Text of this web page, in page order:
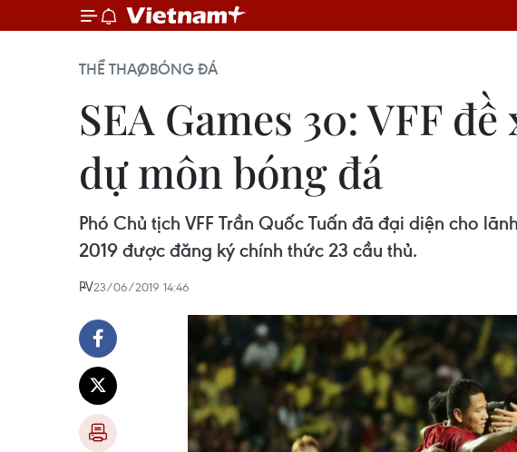
THỂ THAOBÓNG ĐÁ
SEA Games 30: VFF
dự môn bóng đá
Phó Chủ tịch VFF Trần Quốc Tuấn đã đại diện cho
2019 được đăng ký chính thức 23 cầu thủ.
PV23/06/2019 14:46